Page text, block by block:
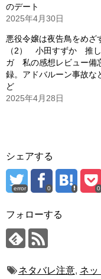
のデート
2025年4月30日
悪役令嬢は夜告鳥をめざ
（2） 小田すずか 推
ガ 私の感想レビュー備
録。アドバルーン事故な
ど
2025年4月28日
シェアする
error 0 0
フォローする
ネタバレ注意, ネッ